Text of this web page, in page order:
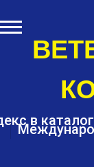
k
i
n
в